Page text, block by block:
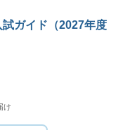
ガイド（2027年度
け